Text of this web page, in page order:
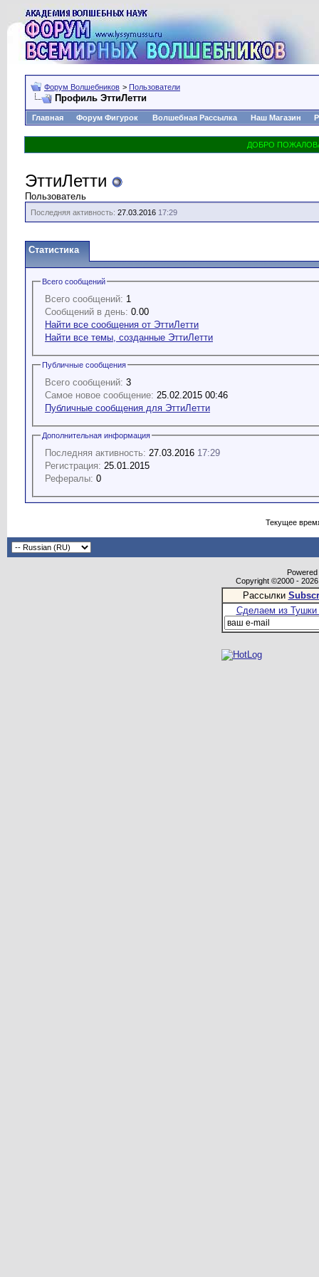
Форум Волшебников > Пользователи
Профиль ЭттиЛетти
Главная Форум Фигурок Волшебная Рассылка Наш Магазин
ЭттиЛетти
Пользователь
Последняя активность: 27.03.2016 17:29
Статистика
Всего сообщений
Всего сообщений: 1
Сообщений в день: 0.00
Найти все сообщения от ЭттиЛетти
Найти все темы, созданные ЭттиЛетти
Публичные сообщения
Всего сообщений: 3
Самое новое сообщение: 25.02.2015 00:46
Публичные сообщения для ЭттиЛетти
Дополнительная информация
Последняя активность: 27.03.2016 17:29
Регистрация: 25.01.2015
Рефералы: 0
Текущее
Copyright ©2000 -
Рассылки
Сделаем из Тушки